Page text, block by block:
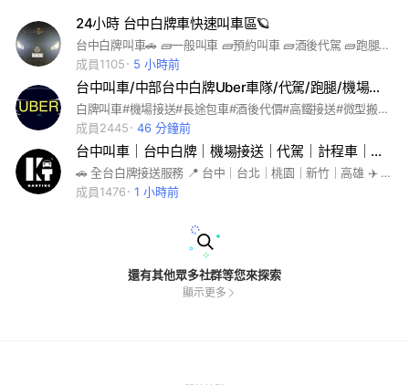
24小時 台中白牌車快速叫車區🪐
台中白牌叫車🚗 🧱一般叫車 🧱預約叫車 🧱酒後代駕 🧱跑腿代購 🧱毛孩接送 🧱遠程包車 🧱機場接送 🧱微型搬家 🪄24小時線上皆有空車服務 🪄可一對一叫車保障隱私資料 🪄皆配合專業司機不擾騷乘客
成員1105
5 小時前
台中叫車/中部台中白牌Uber車隊/代駕/跑腿/機場接送/高鐵/包車/搬家/白牌叫車多元計程車
白牌叫車#機場接送#長途包車#酒後代價#高鐵接送#微型搬家#遊覽車#跑腿服務#旅遊配合#大型包車#中型巴士#台中叫車
成員2445
46 分鐘前
台中叫車｜台中白牌｜機場接送｜代駕｜計程車｜Uber｜24H快速派車｜台北新北桃園｜新竹高雄
🚗 全台白牌接送服務 📍 台中｜台北｜桃園｜新竹｜高雄 ✈️ 桃園機場接送｜商務包車｜長途接送 ⏰ 24小時營運｜專業司機｜安全可靠 台中白牌 | 新北白牌 | 桃園白牌 | 基隆白牌 | 宜蘭白牌 | 新竹白牌 | 台北白牌 | 彰化白牌 | 台南白牌 | 高雄白牌 | 台中叫車 | 新北叫車 | 桃園叫車 | 基隆叫車 | 宜蘭叫車 | 新竹叫車 | 台北叫車 | 彰化叫車 | 台南叫車 | 高雄叫車 | | 24小時專人服務 | 長途優惠 | 包車旅遊 | 機場接送 | 高鐵接送 | 商務包車 | 代駕 | 九人座預約 | 七人座預約 | 預約行程 | 多元計程車 | UBER | LINE TAXI |
成員1476
1 小時前
還有其他眾多社群等您來探索
顯示更多